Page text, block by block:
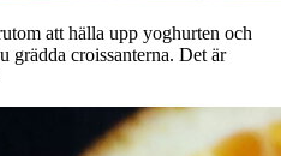
att hälla upp yoghurten och
grädda croissanterna. Det är